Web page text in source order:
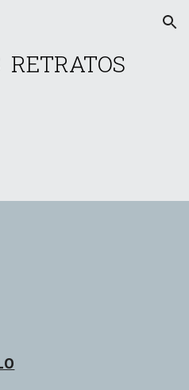
Skip to navigation
RETRATOS